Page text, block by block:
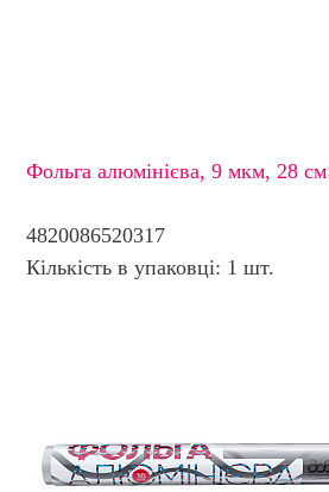
Фольга алюмінієва, 9 мкм, 28
4820086520317
Кількість в упаковці: 1 шт.